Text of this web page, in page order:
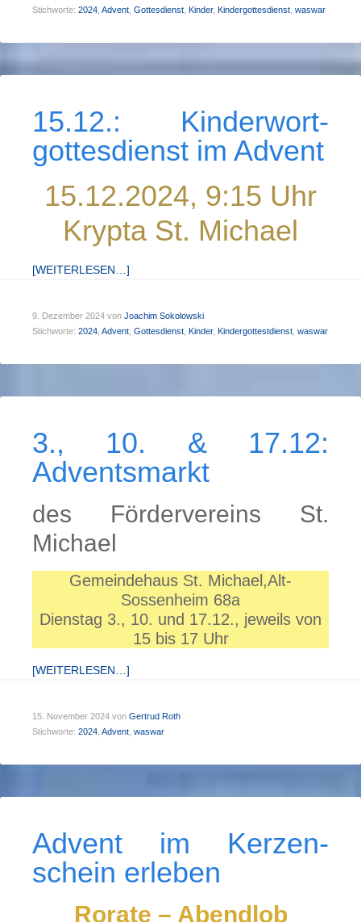
Stichworte: 2024 Advent Gottesdienst Kinder, Kindergottesdienst waswar
15.12.: Kinder­wort­
gottes­dienst im Advent
15.12.2024, 9:15 Uhr
Krypta St. Michael
[WEITERLESEN…]
9. Dezember 2024 von Joachim Sokolowski
Stichworte: 2024 Advent Gottesdienst Kinder, Kindergottestdienst waswar
3., 10. & 17.12:
Adventsmarkt
des Fördervereins St.
Michael
Gemeindehaus St. Michael,Alt-
Sossenheim 68a
Dienstag 3., 10. und 17.12., jeweils von
15 bis 17 Uhr
[WEITERLESEN…]
15. November 2024 von Gertrud Roth
Stichworte: 2024 Advent waswar
Advent im Kerzen­
schein er­leben
Rorate – Abendlob